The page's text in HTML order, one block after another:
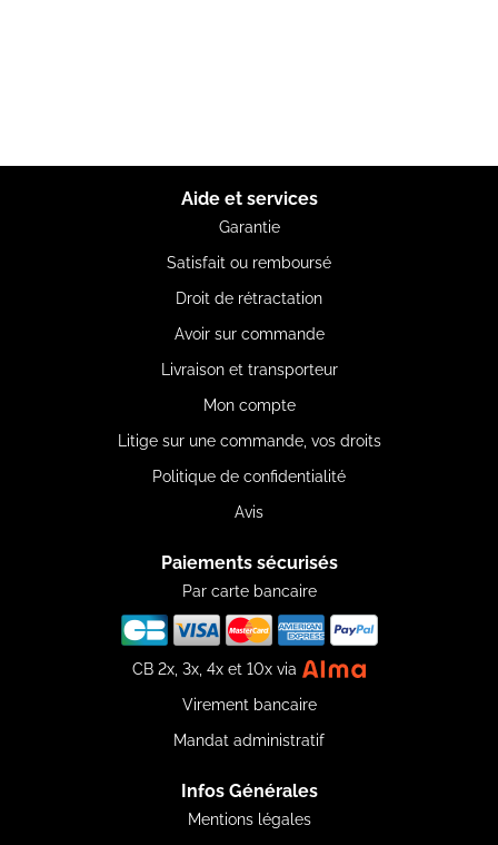
Aide et services
Garantie
Satisfait ou remboursé
Droit de rétractation
Avoir sur commande
Livraison et transporteur
Mon compte
Litige sur une commande, vos droits
Politique de confidentialité
Avis
Paiements sécurisés
Par carte bancaire
CB 2x, 3x, 4x et 10x via
Virement bancaire
Mandat administratif
Infos Générales
Mentions légales